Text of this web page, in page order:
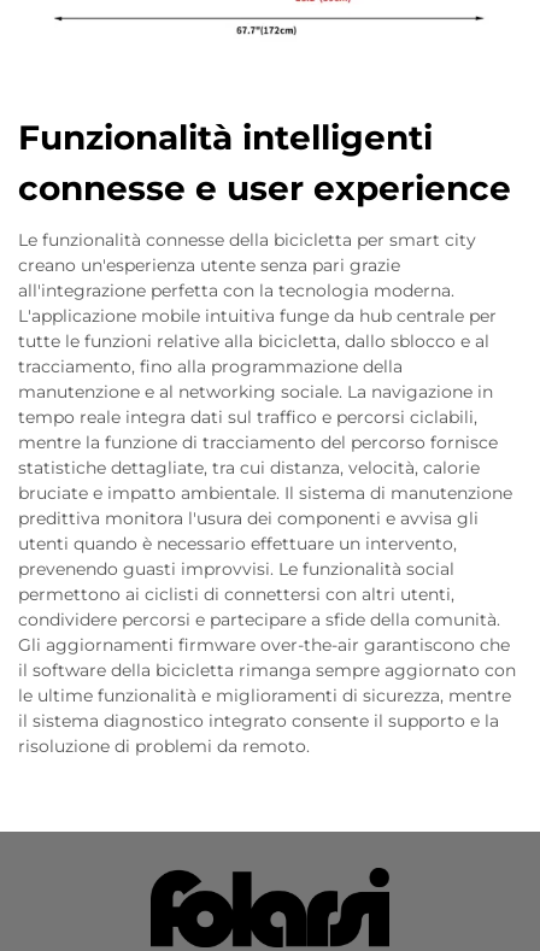
Funzionalità intelligenti
connesse e user experience
Le funzionalità connesse della bicicletta per smart city
creano un'esperienza utente senza pari grazie
all'integrazione perfetta con la tecnologia moderna.
L'applicazione mobile intuitiva funge da hub centrale per
tutte le funzioni relative alla bicicletta, dallo sblocco e al
tracciamento, fino alla programmazione della
manutenzione e al networking sociale. La navigazione in
tempo reale integra dati sul traffico e percorsi ciclabili,
mentre la funzione di tracciamento del percorso fornisce
statistiche dettagliate, tra cui distanza, velocità, calorie
bruciate e impatto ambientale. Il sistema di manutenzione
predittiva monitora l'usura dei componenti e avvisa gli
utenti quando è necessario effettuare un intervento,
prevenendo guasti improvvisi. Le funzionalità social
permettono ai ciclisti di connettersi con altri utenti,
condividere percorsi e partecipare a sfide della comunità.
Gli aggiornamenti firmware over-the-air garantiscono che
il software della bicicletta rimanga sempre aggiornato con
le ultime funzionalità e miglioramenti di sicurezza, mentre
il sistema diagnostico integrato consente il supporto e la
risoluzione di problemi da remoto.